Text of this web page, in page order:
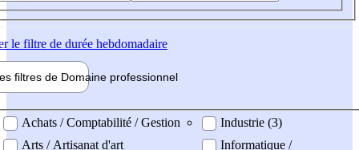
le filtre de durée hebdomadaire
filtres de Domaine professionnel
professionel
Achats / Comptabilité / Gestion
Arts / Artisanat d'art
Industrie (3)
Informatique /